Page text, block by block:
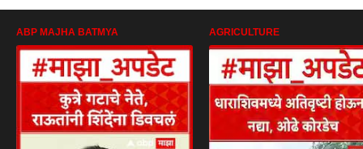
ABP MAJHA BATMYA AGRICULTURE